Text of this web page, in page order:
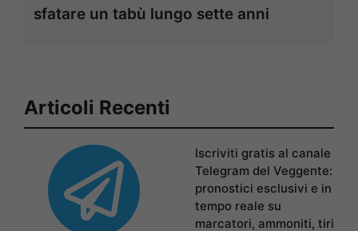
sfatare un tabù lungo sette anni
Articoli Recenti
Iscriviti gratis al canale
Telegram del Veggente:
pronostici esclusivi e in
tempo reale su
marcatori, ammoniti, tiri